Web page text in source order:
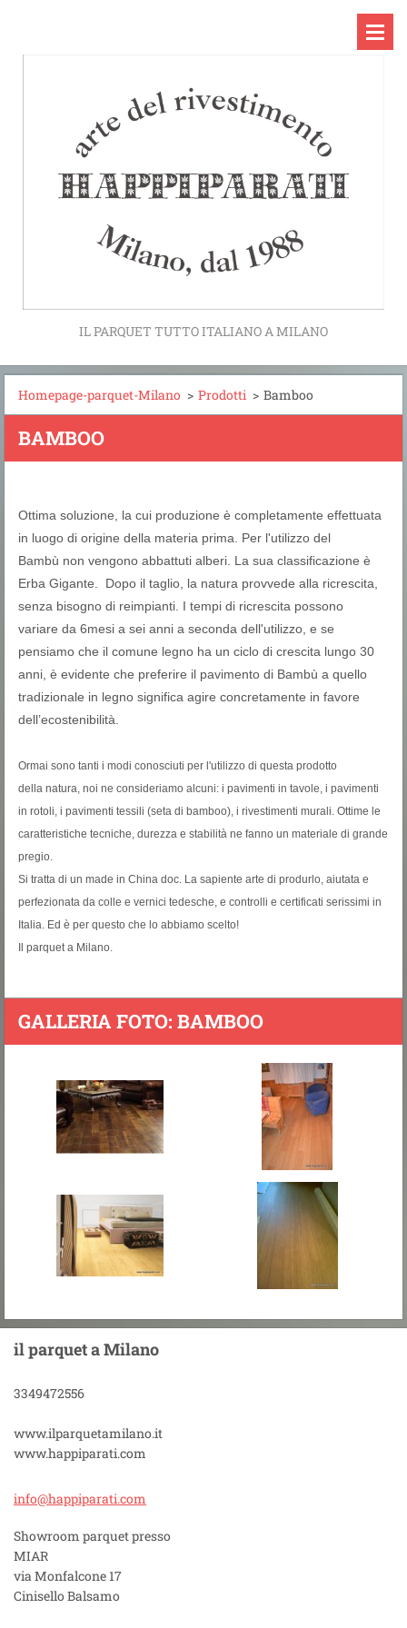
IL PARQUET TUTTO ITALIANO A MILANO
Homepage-parquet-Milano > Prodotti > Bamboo
BAMBOO
Ottima soluzione, la cui produzione è completamente effettuata
in luogo di origine della materia prima. Per l'utilizzo del
Bambù non vengono abbattuti alberi. La sua classificazione è
Erba Gigante. Dopo il taglio, la natura provvede alla ricrescita,
senza bisogno di reimpianti. I tempi di ricrescita possono
variare da 6mesi a sei anni a seconda dell'utilizzo, e se
pensiamo che il comune legno ha un ciclo di crescita lungo 30
anni, è evidente che preferire il pavimento di Bambù a quello
tradizionale in legno significa agire concretamente in favore
dell’ecostenibilità.
Ormai sono tanti i modi conosciuti per l'utilizzo di questa prodotto
della natura, noi ne consideriamo alcuni: i pavimenti in tavole, i pavimenti
in rotoli, i pavimenti tessili (seta di bamboo), i rivestimenti murali. Ottime le
caratteristiche tecniche, durezza e stabilità ne fanno un materiale di grande
pregio.
Si tratta di un made in China doc. La sapiente arte di produrlo, aiutata e
perfezionata da colle e vernici tedesche, e controlli e certificati serissimi in
Italia. Ed è per questo che lo abbiamo scelto!
Il parquet a Milano.
GALLERIA FOTO: BAMBOO
il parquet a Milano
3349472556
www.ilparquetamilano.it
www.happiparati.com
info@happiparati.com
Showroom parquet presso
MIAR
via Monfalcone 17
Cinisello Balsamo